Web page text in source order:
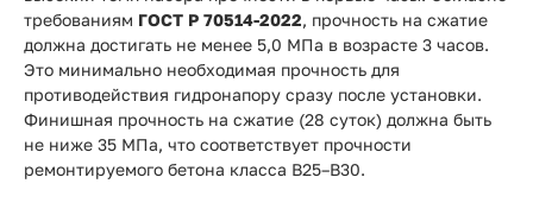
требованиям ГОСТ Р 70514-2022, прочность на сжатие
должна достигать не менее 5,0 МПа в возрасте 3 часов.
Это минимально необходимая прочность для
противодействия гидронапору сразу после установки.
Финишная прочность на сжатие (28 суток) должна быть
не ниже 35 МПа, что соответствует прочности
ремонтируемого бетона класса В25–В30.